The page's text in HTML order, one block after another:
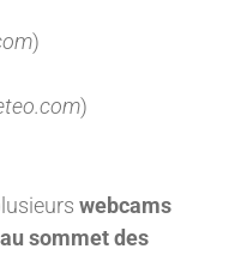
)
)
webcams
sommet des